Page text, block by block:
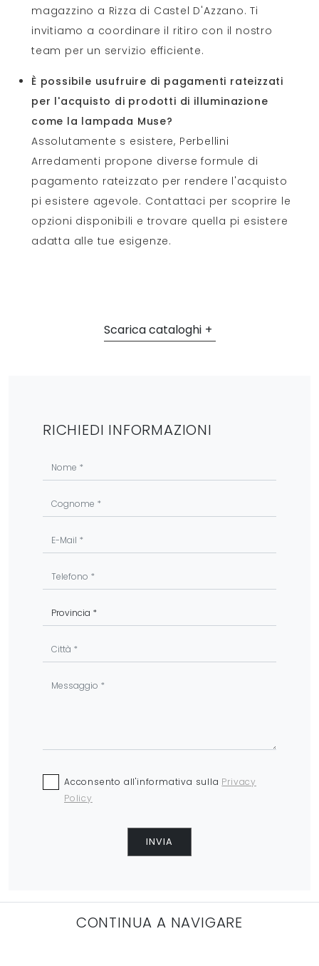
magazzino a Rizza di Castel D'Azzano. Ti
invitiamo a coordinare il ritiro con il nostro
team per un servizio efficiente.
È possibile usufruire di pagamenti rateizzati
per l'acquisto di prodotti di illuminazione
come la lampada Muse?
Assolutamente s esistere, Perbellini
Arredamenti propone diverse formule di
pagamento rateizzato per rendere l'acquisto
pi esistere agevole. Contattaci per scoprire le
opzioni disponibili e trovare quella pi esistere
adatta alle tue esigenze.
Scarica cataloghi
RICHIEDI INFORMAZIONI
Acconsento all'informativa sulla Privacy
Policy
INVIA
CONTINUA A NAVIGARE